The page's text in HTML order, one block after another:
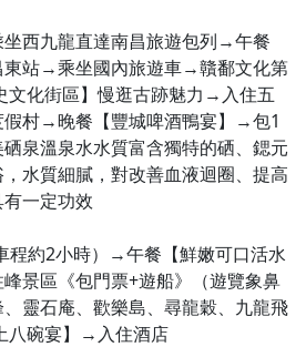
西九龍直達南昌旅遊包列→午餐
東站→乘坐國內旅遊車→贛鄱文化第
文化街區】慢逛古跡魅力→入住五
假村→晚餐【豐城啤酒鴨宴】→包1
泉溫泉水水質富含獨特的硒、鍶元
水質細膩，對改善血液迴圈、提高
一定功效
約2小時）→午餐【鮮嫩可口活水
景區《包門票+遊船》（遊覽象鼻
靈石庵、歡樂島、尋龍穀、九龍飛
八碗宴】→入住酒店